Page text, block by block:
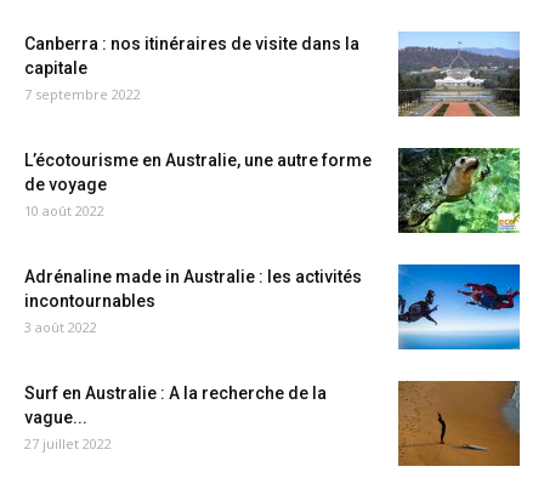
Canberra : nos itinéraires de visite dans la
capitale
7 septembre 2022
L’écotourisme en Australie, une autre forme
de voyage
10 août 2022
Adrénaline made in Australie : les activités
incontournables
3 août 2022
Surf en Australie : A la recherche de la
vague...
27 juillet 2022